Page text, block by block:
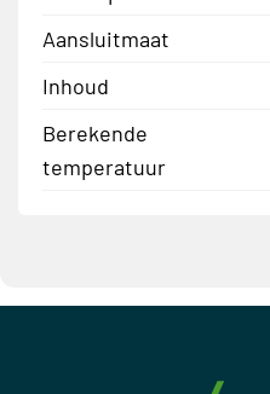
Aansluitmaat
Inhoud
Berekende
temperatuur